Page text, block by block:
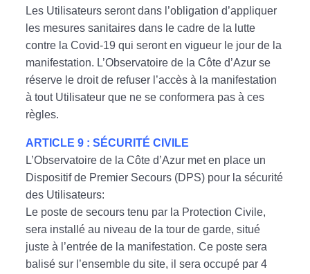
Les Utilisateurs seront dans l’obligation d’appliquer
les mesures sanitaires dans le cadre de la lutte
contre la Covid-19 qui seront en vigueur le jour de la
manifestation. L’Observatoire de la Côte d’Azur se
réserve le droit de refuser l’accès à la manifestation
à tout Utilisateur que ne se conformera pas à ces
règles.
ARTICLE 9 : SÉCURITÉ CIVILE
L’Observatoire de la Côte d’Azur met en place un
Dispositif de Premier Secours (DPS) pour la sécurité
des Utilisateurs:
Le poste de secours tenu par la Protection Civile,
sera installé au niveau de la tour de garde, situé
juste à l’entrée de la manifestation. Ce poste sera
balisé sur l’ensemble du site, il sera occupé par 4